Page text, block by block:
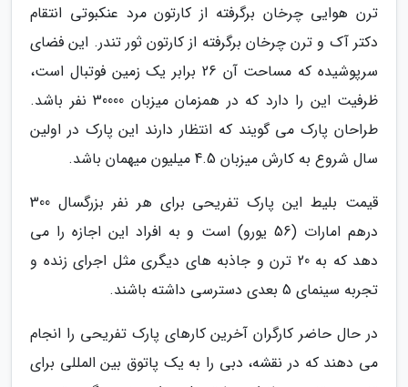
ترن هوایی چرخان برگرفته از کارتون مرد عنکبوتی انتقام
دکتر آک و ترن چرخان برگرفته از کارتون ثور تندر. این فضای
سرپوشیده که مساحت آن 26 برابر یک زمین فوتبال است،
ظرفیت این را دارد که در همزمان میزبان 30000 نفر باشد.
طراحان پارک می گویند که انتظار دارند این پارک در اولین
سال شروع به کارش میزبان 4.5 میلیون میهمان باشد.
قیمت بلیط این پارک تفریحی برای هر نفر بزرگسال 300
درهم امارات (56 یورو) است و به افراد این اجازه را می
دهد که به 20 ترن و جاذبه های دیگری مثل اجرای زنده و
تجربه سینمای 5 بعدی دسترسی داشته باشند.
در حال حاضر کارگران آخرین کارهای پارک تفریحی را انجام
می دهند که در نقشه، دبی را به یک پاتوق بین المللی برای